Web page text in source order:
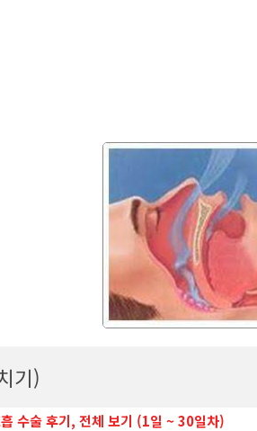
기)
무호흡) 리얼 후기 (14일차) -
수술 후기, 전체 보기 (1일 ~ 30일차)